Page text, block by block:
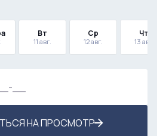
Вт
11 авг.
Ср
12 авг.
Чт
13 авг.
НА ПРОСМОТР